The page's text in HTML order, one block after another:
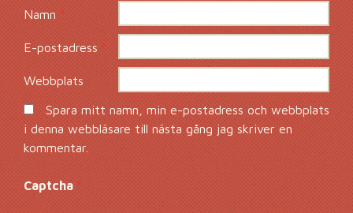
Namn*
E-postadress *
Webbplats
Spara mitt namn, min e-postadress och webbplats
i denna webbläsare till nästa gång jag skriver en
kommentar.
Captcha*